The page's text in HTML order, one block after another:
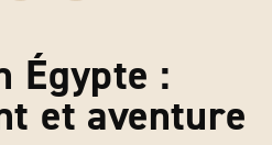
Égypte :
et aventure